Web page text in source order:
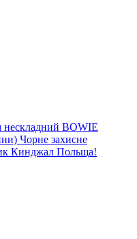
нескладний BOWIE
Чорне захисне
Кинджал Польща!